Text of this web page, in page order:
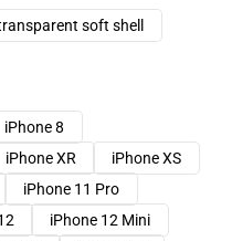
soft shell
iPhone 8
iPhone XR
iPhone XS
iPhone 11 Pro
iPhone 12 Mini